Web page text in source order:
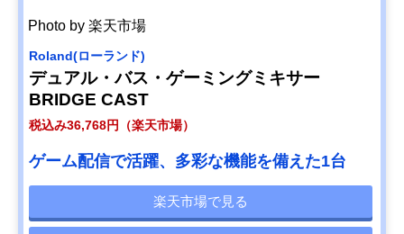
Amazonで見る
【監修者おすす
め】
PodTrak P4
コンパクトながら
Amazonで見る
【監修者おすす
め】
TASCAM(タスカ
ム) US-42B
初心者にもやさし
いシンプルな操作
性
幅200×奥行
高さ40mm
Photo by 楽天市場
Roland(ローランド)
デュアル・バス・ゲーミングミキサー
BRIDGE CAST
税込み36,768円（楽天市場）
ゲーム配信で活躍、多彩な機能を備えた1台
楽天市場で見る